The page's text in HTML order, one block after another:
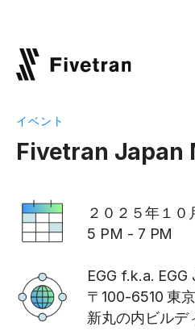
イベント
Fivetran Japan
２０２５年１０
5 PM - 7 PM
EGG f.k.a. EGG
〒100-6510 東
新丸の内ビルデ